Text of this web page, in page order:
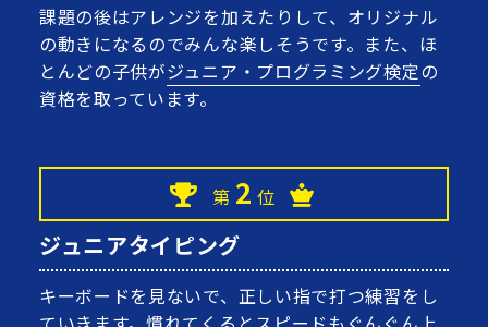
課題の後はアレンジを加えたりして、オリジナル
の動きになるのでみんな楽しそうです。また、ほ
とんどの子供がジュニア・プログラミング検定の
資格を取っています。
第 2 位
ジュニアタイピング
キーボードを見ないで、正しい指で打つ練習をし